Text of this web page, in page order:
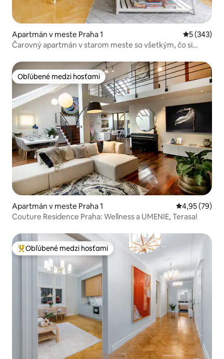
Apartmán v meste Praha 1 Priemerné
5 (343)
Čarovný apartmán v starom meste so všetkým, čo si
Obľúbené medzi hosťami
Obľúbené medzi hosťami
Apartmán v meste Praha 1 Priemerné
4,95 (79)
Couture Residence Praha: Wellness a UMENIE, Terasa!
Najobľúbenejšie medzi hosťami
Obľúbené medzi hosťami